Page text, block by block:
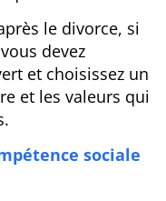
le divorce, si
devez
et choisissez un
et les valeurs qui
sociale